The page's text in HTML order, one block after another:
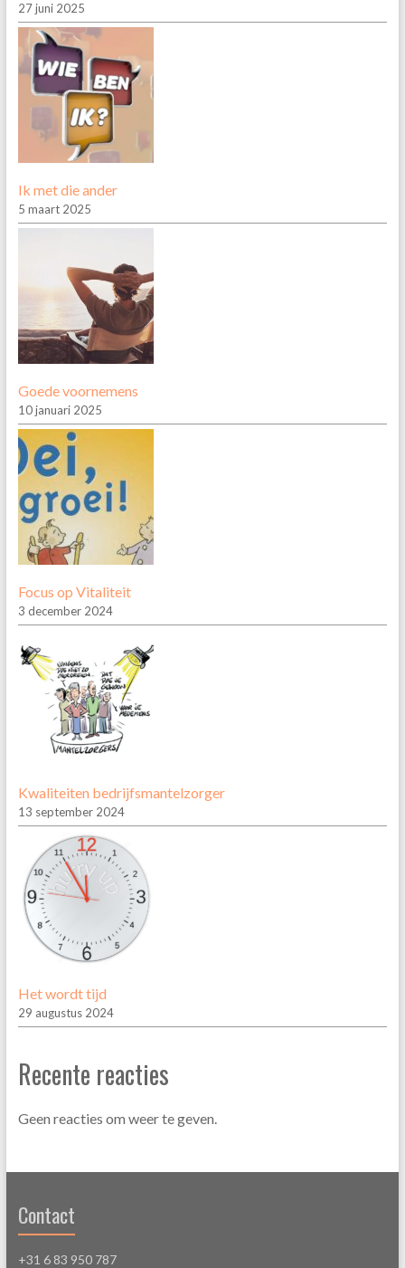
27 juni 2025
Ik met die ander
5 maart 2025
Goede voornemens
10 januari 2025
Focus op Vitaliteit
3 december 2024
Kwaliteiten bedrijfsmantelzorger
13 september 2024
Het wordt tijd
29 augustus 2024
Recente reacties
Geen reacties om weer te geven.
Contact
+31 6 83 950 787